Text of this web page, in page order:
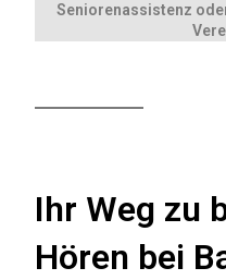
Seniorenassistenz
Ihr Weg zu
Hören bei